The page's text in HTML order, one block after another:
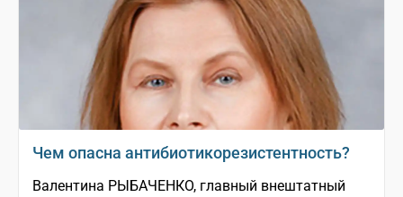
Чем опасна антибиотикорезистентность?
Валентина РЫБАЧЕНКО, главный внештатный